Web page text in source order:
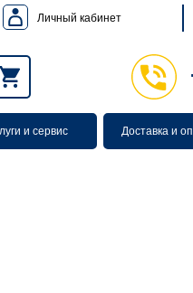
Личный кабинет
и сервис Доставка и